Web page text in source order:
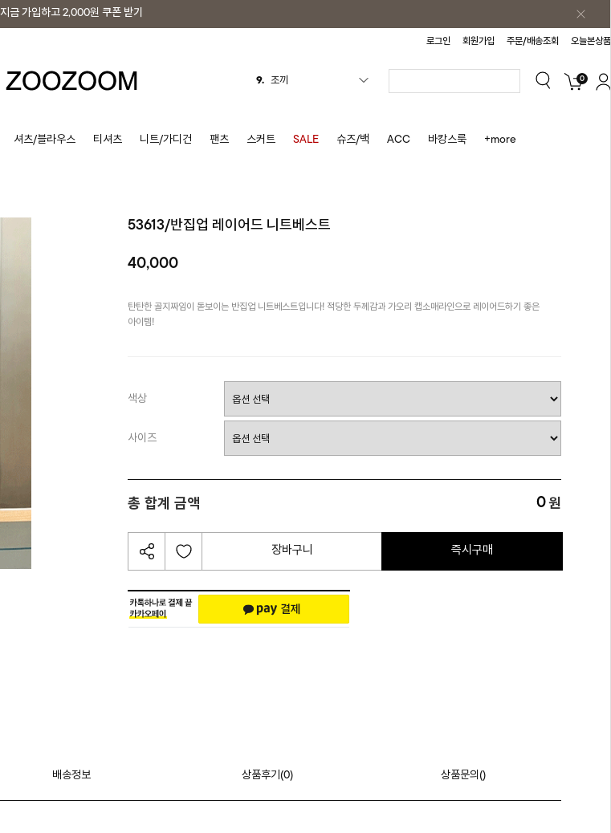
지금 가입하고 2,000원 쿠폰 받기
로그인 회원가입 주문/배송조회 오늘본상품
2.
5. 플리츠
8. 바지
0
셔츠/블라우스 티셔츠 니트/가디건 팬츠 스커트 SALE 슈즈/백 ACC 바캉스룩 +more
53613/반집업 레이어드 니트베스트
40,000
탄탄한 골지짜임이 돋보이는 반집업 니트베스트입니다! 적당한 두께감과 가오리 캡소매라인으로 레이어드하기 좋은
아이템!
색상
사이즈
총 합계 금액 0원
장바구니 즉시구매
배송정보 상품후기(0) 상품문의()